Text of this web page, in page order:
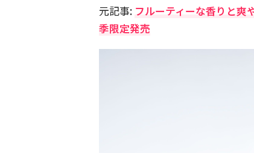
元記事: フルーティーな香りと爽
季限定発売